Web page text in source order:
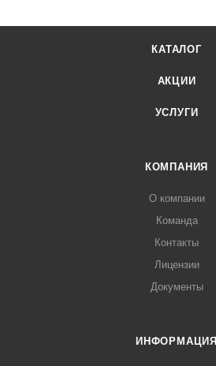
КАТАЛОГ
АКЦИИ
УСЛУГИ
КОМПАНИЯ
О компании
Команда
Контакты
Лицензии
Документы
ИНФОРМАЦИЯ